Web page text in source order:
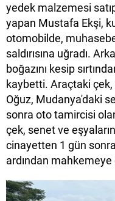
yedek malzemesi
yapan Mustafa Ekşi,
otomobilde,
saldırısına uğradı.
boğazını kesip
kaybetti. Araçtaki çek,
Oğuz, Mudanya'daki
sonra oto tamircisi
çek, senet ve
cinayetten 1 gün
ardından mahkemeye